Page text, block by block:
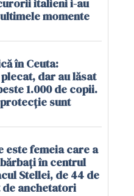
italieni i-au
momente
în Ceuta:
dar au lăsat
1.000 de copii.
sunt
este femeia care a
în centrul
Stellei, de 44 de
anchetatori